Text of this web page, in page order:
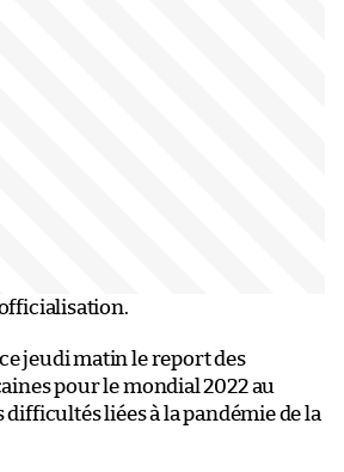
jeudi matin le report des
pour le mondial 2022 au
difficultés liées à la pandémie de la